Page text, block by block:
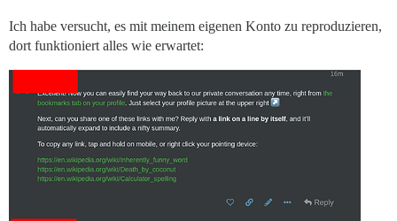
Ich habe versucht, es mit meinem eigenen Konto zu reproduzieren,
dort funktioniert alles wie erwartet: